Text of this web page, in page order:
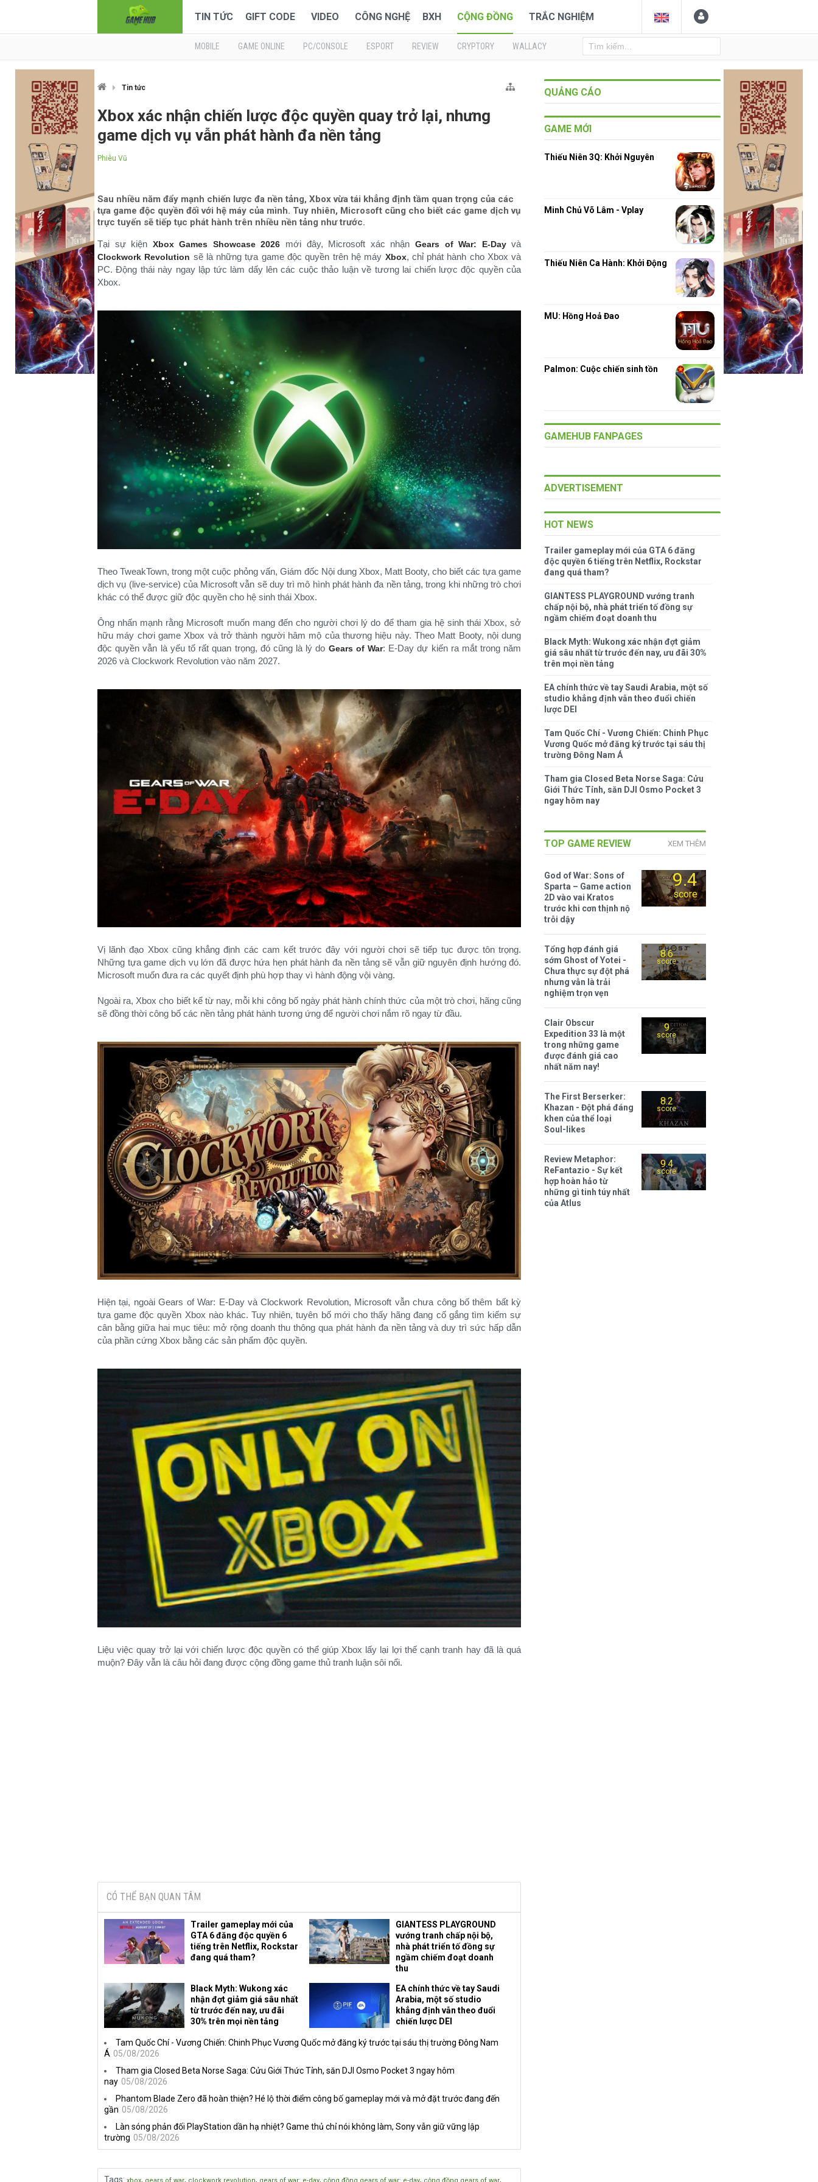
TIN TỨC GIFT CODE VIDEO CÔNG NGHỆ BXH CỘNG ĐỒNG TRẮC NGHIỆM
MOBILE GAME ONLINE PC/CONSOLE ESPORT REVIEW CRYPTORY WALLACY
Tin tức
Xbox xác nhận chiến lược độc quyền quay trở lại, nhưng
game dịch vụ vẫn phát hành đa nền tảng
Phiêu Vũ
Sau nhiều năm đẩy mạnh chiến lược đa nền tảng, Xbox vừa tái khẳng định tầm quan trọng của các
tựa game độc quyền đối với hệ máy của mình. Tuy nhiên, Microsoft cũng cho biết các game dịch vụ
trực tuyến sẽ tiếp tục phát hành trên nhiều nền tảng như trước.
Tại sự kiện Xbox Games Showcase 2026 mới đây, Microsoft xác nhận Gears of War: E-Dayvà
Clockwork Revolution sẽ là những tựa game độc quyền trên hệ máy Xbox, chỉ phát hành cho Xbox và
PC. Động thái này ngay lập tức làm dấy lên các cuộc thảo luận về tương lai chiến lược độc quyền của
Xbox.
Theo TweakTown, trong một cuộc phỏng vấn, Giám đốc Nội dung Xbox, Matt Booty, cho biết các tựa game
dịch vụ (live-service) của Microsoft vẫn sẽ duy trì mô hình phát hành đa nền tảng, trong khi những trò chơi
khác có thể được giữ độc quyền cho hệ sinh thái Xbox.
Ông nhấn mạnh rằng Microsoft muốn mang đến cho người chơi lý do để tham gia hệ sinh thái Xbox, sở
hữu máy chơi game Xbox và trở thành người hâm mộ của thương hiệu này. Theo Matt Booty, nội dung
độc quyền vẫn là yếu tố rất quan trọng, đó cũng là lý do Gears of War: E-Day dự kiến ra mắt trong năm
2026 và Clockwork Revolution vào năm 2027.
Vị lãnh đạo Xbox cũng khẳng định các cam kết trước đây với người chơi sẽ tiếp tục được tôn trọng.
Những tựa game dịch vụ lớn đã được hứa hẹn phát hành đa nền tảng sẽ vẫn giữ nguyên định hướng đó.
Microsoft muốn đưa ra các quyết định phù hợp thay vì hành động vội vàng.
Ngoài ra, Xbox cho biết kể từ nay, mỗi khi công bố ngày phát hành chính thức của một trò chơi, hãng cũng
sẽ đồng thời công bố các nền tảng phát hành tương ứng để người chơi nắm rõ ngay từ đầu.
Hiện tại, ngoài Gears of War: E-Day và Clockwork Revolution, Microsoft vẫn chưa công bố thêm bất kỳ
tựa game độc quyền Xbox nào khác. Tuy nhiên, tuyên bố mới cho thấy hãng đang cố gắng tìm kiếm sự
cân bằng giữa hai mục tiêu: mở rộng doanh thu thông qua phát hành đa nền tảng và duy trì sức hấp dẫn
của phần cứng Xbox bằng các sản phẩm độc quyền.
Liệu việc quay trở lại với chiến lược độc quyền có thể giúp Xbox lấy lại lợi thế cạnh tranh hay đã là quá
muộn? Đây vẫn là câu hỏi đang được cộng đồng game thủ tranh luận sôi nổi.​
CÓ THỂ BẠN QUAN TÂM
Trailer gameplay mới của
GTA 6 đăng độc quyền 6
tiếng trên Netflix, Rockstar
đang quá tham?
GIANTESS PLAYGROUND
vướng tranh chấp nội bộ,
nhà phát triển tố đồng sự
ngầm chiếm đoạt doanh
thu
Black Myth: Wukong xác
nhận đợt giảm giá sâu nhất
từ trước đến nay, ưu đãi
30% trên mọi nền tảng
EA chính thức về tay Saudi
Arabia, một số studio
khẳng định vẫn theo đuổi
chiến lược DEI
Tam Quốc Chí - Vương Chiến: Chinh Phục Vương Quốc mở đăng ký trước tại sáu thị trường Đông Nam
Á 05/08/2026
Tham gia Closed Beta Norse Saga: Cửu Giới Thức Tỉnh, săn DJI Osmo Pocket 3 ngay hôm
nay 05/08/2026
Phantom Blade Zero đã hoàn thiện? Hé lộ thời điểm công bố gameplay mới và mở đặt trước đang đến
gần 05/08/2026
Làn sóng phản đối PlayStation dần hạ nhiệt? Game thủ chỉ nói không làm, Sony vẫn giữ vững lập
trường 05/08/2026
Tags: , , , , , ,
QUẢNG CÁO
GAME MỚI
Thiếu Niên 3Q: Khởi Nguyên
Minh Chủ Võ Lâm - Vplay
Thiếu Niên Ca Hành: Khởi Động
MU: Hồng Hoả Đao
Palmon: Cuộc chiến sinh tồn
GAMEHUB FANPAGES
ADVERTISEMENT
HOT NEWS
Trailer gameplay mới của GTA 6 đăng
độc quyền 6 tiếng trên Netflix, Rockstar
đang quá tham?
GIANTESS PLAYGROUND vướng tranh
chấp nội bộ, nhà phát triển tố đồng sự
ngầm chiếm đoạt doanh thu
Black Myth: Wukong xác nhận đợt giảm
giá sâu nhất từ trước đến nay, ưu đãi 30%
trên mọi nền tảng
EA chính thức về tay Saudi Arabia, một số
studio khẳng định vẫn theo đuổi chiến
lược DEI
Tam Quốc Chí - Vương Chiến: Chinh Phục
Vương Quốc mở đăng ký trước tại sáu thị
trường Đông Nam Á
Tham gia Closed Beta Norse Saga: Cửu
Giới Thức Tỉnh, săn DJI Osmo Pocket 3
ngay hôm nay
TOP GAME REVIEW XEM THÊM
9.4
score
God of War: Sons of
Sparta – Game action
2D vào vai Kratos
trước khi cơn thịnh nộ
trỗi dậy
8.6
score
Tổng hợp đánh giá
sớm Ghost of Yotei -
Chưa thực sự đột phá
nhưng vẫn là trải
nghiệm trọn vẹn
9
score
Clair Obscur
Expedition 33 là một
trong những game
được đánh giá cao
nhất năm nay!
8.2
score
The First Berserker:
Khazan - Đột phá đáng
khen của thể loại
Soul-likes
9.4
score
Review Metaphor:
ReFantazio - Sự kết
hợp hoàn hảo từ
những gì tinh túy nhất
của Atlus